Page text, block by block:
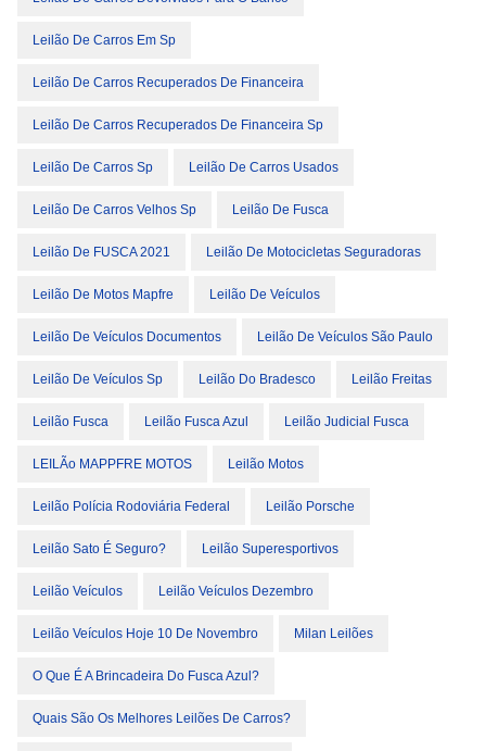
Leilão De Carros Em Sp
Leilão De Carros Recuperados De Financeira
Leilão De Carros Recuperados De Financeira Sp
Leilão De Carros Sp Leilão De Carros Usados
Leilão De Carros Velhos Sp Leilão De Fusca
Leilão De FUSCA 2021 Leilão De Motocicletas Seguradoras
Leilão De Motos Mapfre Leilão De Veículos
Leilão De Veículos Documentos Leilão De Veículos São Paulo
Leilão De Veículos Sp Leilão Do Bradesco Leilão Freitas
Leilão Fusca Leilão Fusca Azul Leilão Judicial Fusca
LEILÃo MAPPFRE MOTOS Leilão Motos
Leilão Polícia Rodoviária Federal Leilão Porsche
Leilão Sato É Seguro? Leilão Superesportivos
Leilão Veículos Leilão Veículos Dezembro
Leilão Veículos Hoje 10 De Novembro Milan Leilões
O Que É A Brincadeira Do Fusca Azul?
Quais São Os Melhores Leilões De Carros?